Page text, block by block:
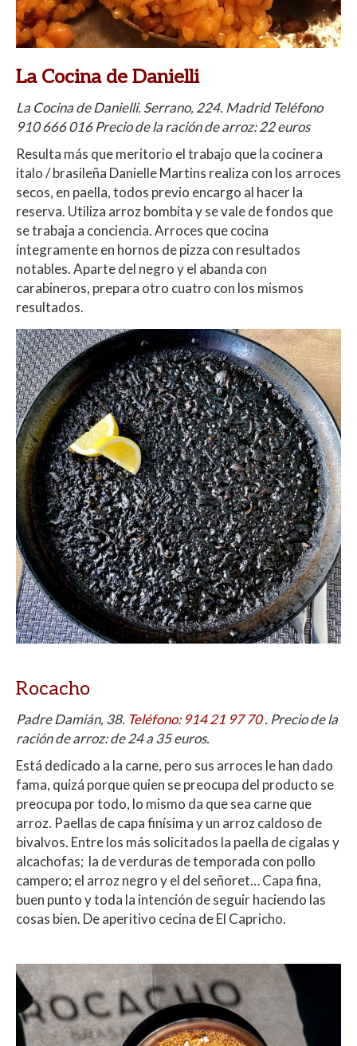
La Cocina de Danielli
La Cocina de Danielli. Serrano, 224. Madrid Teléfono
910 666 016Precio de la ración de arroz: 22 euros
Resulta más que meritorio el trabajo que la cocinera
italo / brasileña Danielle Martins realiza con los arroces
secos, en paella, todos previo encargo al hacer la
reserva. Utiliza arroz bombita y se vale de fondos que
se trabaja a conciencia. Arroces que cocina
íntegramente en hornos de pizza con resultados
notables. Aparte del negro y el abanda con
carabineros, prepara otro cuatro con los mismos
resultados.
Rocacho
Padre Damián, 38. Teléfono: 914 21 97 70. Precio de la
ración de arroz: de 24 a 35 euros.
Está dedicado a la carne, pero sus arroces le han dado
fama, quizá porque quien se preocupa del producto se
preocupa por todo, lo mismo da que sea carne que
arroz. Paellas de capa finísima y un arroz caldoso de
bivalvos. Entre los más solicitados la paella de cigalas y
alcachofas; la de verduras de temporada con pollo
campero; el arroz negro y el del señoret… Capa fina,
buen punto y toda la intención de seguir haciendo las
cosas bien. De aperitivo cecina de El Capricho.